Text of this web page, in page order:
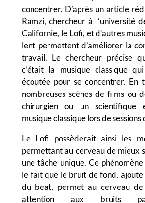
concentrer. D’après un article
Ramzi, chercheur à l’université
Californie, le Lofi, et d’autres
lent permettent d’améliorer la
travail. Le chercheur précise
c’était la musique classique
écoutée pour se concentrer. En
nombreuses scènes de films ou
chirurgien ou un scientifique
musique classique lors de
Le Lofi possèderait ainsi les
permettant au cerveau de mieux
une tâche unique. Ce phénomène
le fait que le bruit de fond,
du beat, permet au cerveau
attention aux bruits